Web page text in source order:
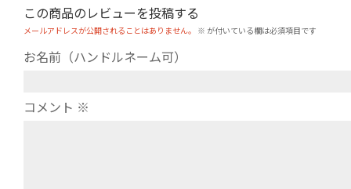
この商品のレビューを投稿する
メールアドレスが公開されることはありません。 ※ が付いている欄は必須項目です
お名前（ハンドルネーム可）
コメント ※